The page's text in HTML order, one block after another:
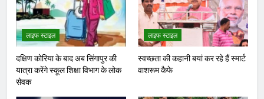
लाइफ स्टाइल
दक्षिण कोरिया के बाद अब सिंगापुर की
यात्रा करेंगे स्कूल शिक्षा विभाग के लोक
सेवक
लाइफ स्टाइल
स्वच्छता की कहानी बयां कर रहे हैं स्मार्ट
वाशरूम कैफे